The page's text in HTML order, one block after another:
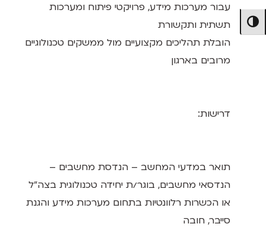
מתג ניגודיות גבוהה
עבור מערכות מידע, פרויקטי פיתוח ומערכות
תשתית ותקשורת
הובלת תהליכים מקצועיים מול ממשקים טכנולוגיים
מרובים בארגון
דרישות:
תואר במדעי המחשב – הנדסת מחשבים –
הנדסאי מחשבים, בוגר/ת יחידה טכנולוגית בצה"ל
או הכשרות רלוונטיות בתחום מערכות מידע והגנת
סייבר, חובה